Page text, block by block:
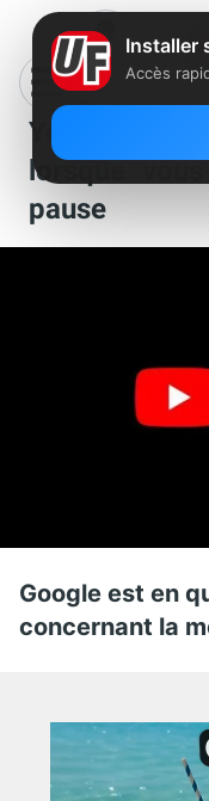
YouTube :
lorsque
pause
Google est en
concernant la
Installer
Accès